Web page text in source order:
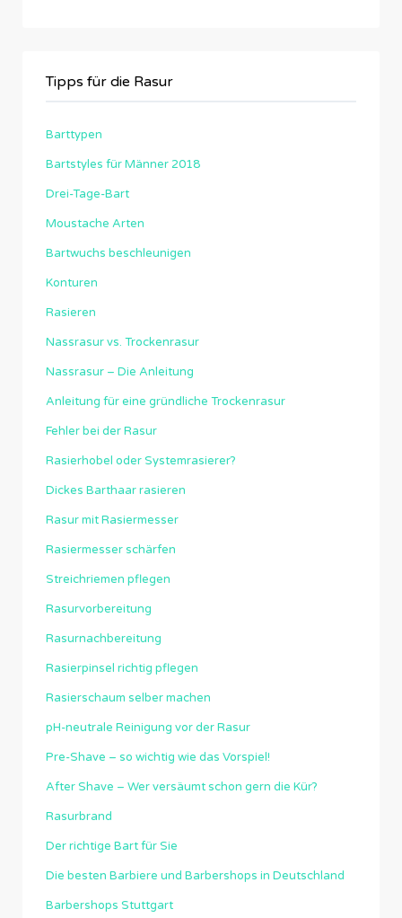
Tipps für die Rasur
Barttypen
Bartstyles für Männer 2018
Drei-Tage-Bart
Moustache Arten
Bartwuchs beschleunigen
Konturen
Rasieren
Nassrasur vs. Trockenrasur
Nassrasur – Die Anleitung
Anleitung für eine gründliche Trockenrasur
Fehler bei der Rasur
Rasierhobel oder Systemrasierer?
Dickes Barthaar rasieren
Rasur mit Rasiermesser
Rasiermesser schärfen
Streichriemen pflegen
Rasurvorbereitung
Rasurnachbereitung
Rasierpinsel richtig pflegen
Rasierschaum selber machen
pH-neutrale Reinigung vor der Rasur
Pre-Shave – so wichtig wie das Vorspiel!
After Shave – Wer versäumt schon gern die Kür?
Rasurbrand
Der richtige Bart für Sie
Die besten Barbiere und Barbershops in Deutschland
Barbershops Stuttgart